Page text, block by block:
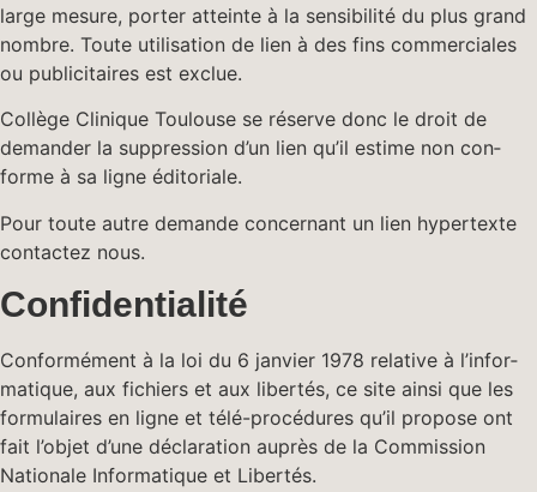
large mesure, porter atteinte à la sen­si­bil­ité du plus grand
nom­bre. Toute util­i­sa­tion de lien à des fins com­mer­ciales
ou pub­lic­i­taires est exclue.
Col­lège Clin­ique Toulouse se réserve donc le droit de
deman­der la sup­pres­sion d’un lien qu’il estime non con­
forme à sa ligne éditoriale.
Pour toute autre demande con­cer­nant un lien hyper­texte
con­tactez nous.
Confidentialité
Con­for­mé­ment à la loi du 6 jan­vi­er 1978 rel­a­tive à l’in­for­
ma­tique, aux fichiers et aux lib­ertés, ce site ain­si que les
for­mu­laires en ligne et télé-procé­dures qu’il pro­pose ont
fait l’ob­jet d’une déc­la­ra­tion auprès de la Com­mis­sion
Nationale Infor­ma­tique et Libertés.